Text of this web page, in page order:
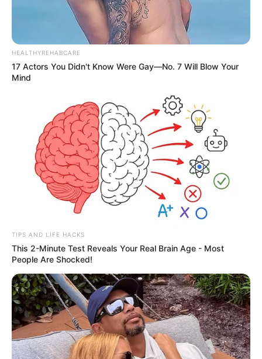
HEALTHYREHABCARE
17 Actors You Didn't Know Were Gay—No. 7 Will Blow Your
Mind
TIPS AND LIFE HACKS
This 2-Minute Test Reveals Your Real Brain Age - Most
People Are Shocked!